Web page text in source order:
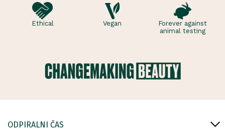
Ethical Vegan
Forever against
animal testing
ODPIRALNI ČAS